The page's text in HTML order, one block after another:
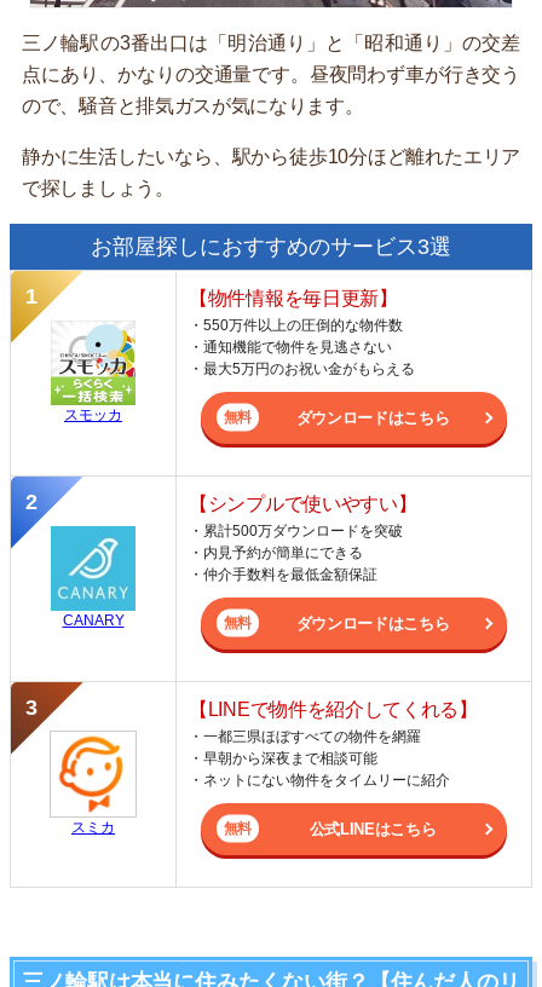
三ノ輪駅の3番出口は「明治通り」と「昭和通り」の交差
点にあり、かなりの交通量です。昼夜問わず車が行き交う
ので、騒音と排気ガスが気になります。
静かに生活したいなら、駅から徒歩10分ほど離れたエリア
で探しましょう。
お部屋探しにおすすめのサービス3選
スモッカ
【物件情報を毎日更新】
・550万件以上の圧倒的な物件数
・通知機能で物件を見逃さない
・最大5万円のお祝い金がもらえる
ダウンロードはこちら
CANARY
【シンプルで使いやすい】
・累計500万ダウンロードを突破
・内見予約が簡単にできる
・仲介手数料を最低金額保証
ダウンロードはこちら
スミカ
【LINEで物件を紹介してくれる】
・一都三県ほぼすべての物件を網羅
・早朝から深夜まで相談可能
・ネットにない物件をタイムリーに紹介
公式LINEはこちら
三ノ輪駅は本当に住みたくない街？【住んだ人のリ